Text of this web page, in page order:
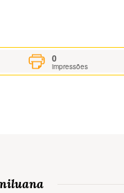
0
impressões